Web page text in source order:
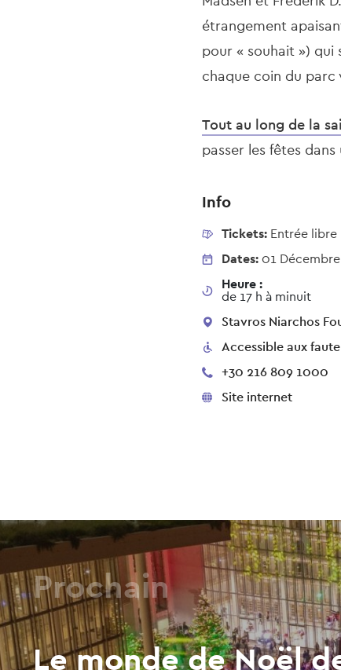
étrangement
pour « souhait ») qui
chaque coin du
Tout au long de la
passer les fêtes
Info
Tickets: Entrée libre
Dates:01
Heure :
de 17 h à minuit
Stavros Niarchos
Accessible aux
+30 216 809 1000
Site internet
Prochain
Le monde de Noël